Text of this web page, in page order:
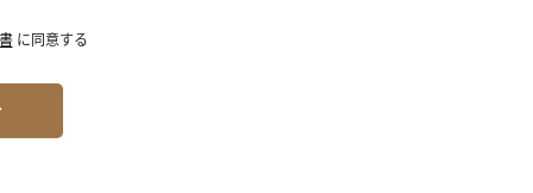
に同意する